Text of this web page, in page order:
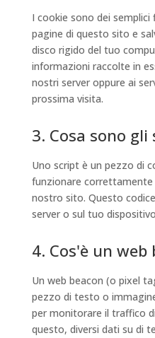
I cookie sono dei semplici
pagine di questo sito e
disco rigido del tuo
informazioni raccolte in
nostri server oppure ai
prossima visita.
3. Cosa sono gli
Uno script è un pezzo di
funzionare
nostro sito. Questo
server o sul tuo
4. Cos'è un web
Un web beacon (o pixel
pezzo di testo o
per monitorare il traffico
questo, diversi dati su di